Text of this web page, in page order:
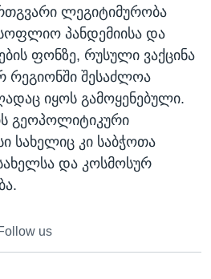
ლეგიტიმურობა
პანდემიისა და
ფონზე, რუსული ვაქცინა
რეგიონში შესაძლოა
იყოს გამოყენებული.
გეოპოლიტიკური
სახელიც კი საბჭოთა
და კოსმოსურ
us